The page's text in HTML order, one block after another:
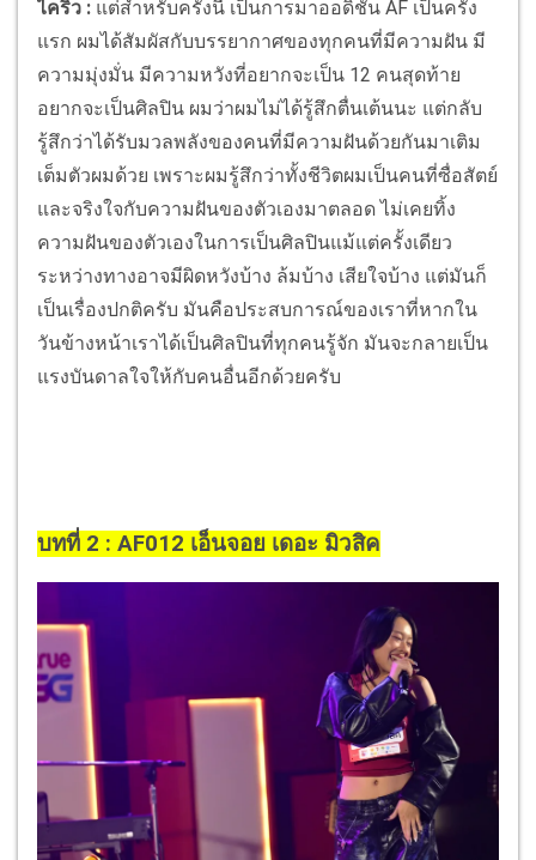
ไคริว : แต่สำหรับครั้งนี้ เป็นการมาออดิชัน AF เป็นครั้ง
แรก ผมได้สัมผัสกับบรรยากาศของทุกคนที่มีความฝัน มี
ความมุ่งมั่น มีความหวังที่อยากจะเป็น 12 คนสุดท้าย
อยากจะเป็นศิลปิน ผมว่าผมไม่ได้รู้สึกตื่นเต้นนะ แต่กลับ
รู้สึกว่าได้รับมวลพลังของคนที่มีความฝันด้วยกันมาเติม
เต็มตัวผมด้วย เพราะผมรู้สึกว่าทั้งชีวิตผมเป็นคนที่ซื่อสัตย์
และจริงใจกับความฝันของตัวเองมาตลอด ไม่เคยทิ้ง
ความฝันของตัวเองในการเป็นศิลปินแม้แต่ครั้งเดียว
ระหว่างทางอาจมีผิดหวังบ้าง ล้มบ้าง เสียใจบ้าง แต่มันก็
เป็นเรื่องปกติครับ มันคือประสบการณ์ของเราที่หากใน
วันข้างหน้าเราได้เป็นศิลปินที่ทุกคนรู้จัก มันจะกลายเป็น
แรงบันดาลใจให้กับคนอื่นอีกด้วยครับ
บทที่ 2 : AF012 เอ็นจอย เดอะ มิวสิค